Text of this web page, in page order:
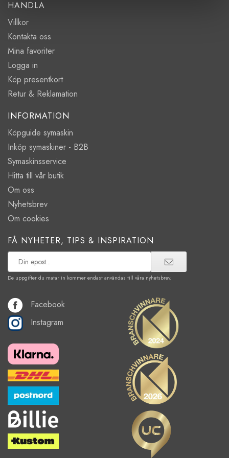
HANDLA
Villkor
Kontakta oss
Mina favoriter
Logga in
Köp presentkort
Retur & Reklamation
INFORMATION
Köpguide symaskin
Inköp symaskiner - B2B
Symaskinsservice
Hitta till vår butik
Om oss
Nyhetsbrev
Om cookies
FÅ NYHETER, TIPS & INSPIRATION
De uppgifter du matar in kommer endast användas till våra nyhetsbrev.
Facebook
Instagram